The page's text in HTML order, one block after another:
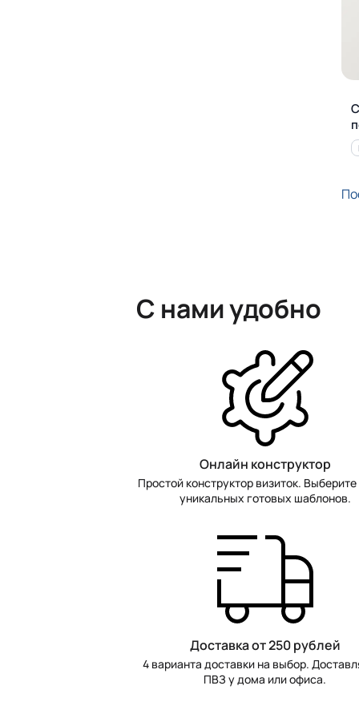
С нами удобно
Онлайн конструктор
Простой конструктор визиток. Выберите
уникальных готовых шаблонов.
Доставка от 250 рублей
4 варианта доставки на выбор.
ПВЗ у дома или офиса.